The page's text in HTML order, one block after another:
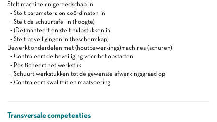
Stelt machine en gereedschap in
- Stelt parameters en coördinaten in
- Stelt de schuurtafel in (hoogte)
- (De)monteert en stelt hulpstukken in
- Stelt beveiligingen in (beschermkap)
Bewerkt onderdelen met (houtbewerkings)machines (schuren)
- Controleert de beveiliging voor het opstarten
- Positioneert het werkstuk
- Schuurt werkstukken tot de gewenste afwerkingsgraad op
- Controleert kwaliteit en maatvoering
Transversale competenties